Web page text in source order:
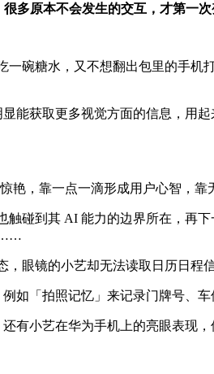
多原本不会发生的交互，才第一
一碗糖水，又不想翻出包里的手
能获取更多视觉方面的信息，用
艳，靠一点一滴形成用户心智，靠
触碰到其 AI 能力的边界所在，再
……
眼镜的小艺却无法读取日历日程信
如「拍照记忆」来记录门牌号、
有小艺在华为手机上的亮眼表现